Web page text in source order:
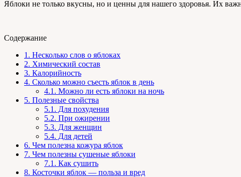
Яблоки не только вкусны, но и ценны для нашего здоровья. Их
Содержание
1. Несколько слов о яблоках
2. Химический состав
3. Калорийность
4. Сколько можно съесть яблок в день
4.1. Можно ли есть яблоки на ночь
5. Полезные свойства
5.1. Для похудения
5.2. При ожирении
5.3. Для женщин
5.4. Для детей
6. Чем полезна кожура яблок
7. Чем полезны сушеные яблоки
7.1. Как сушить
8. Косточки яблок — польза и вред